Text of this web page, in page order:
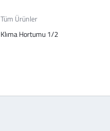
Tüm Ürünler
Klıma Hortumu 1/2